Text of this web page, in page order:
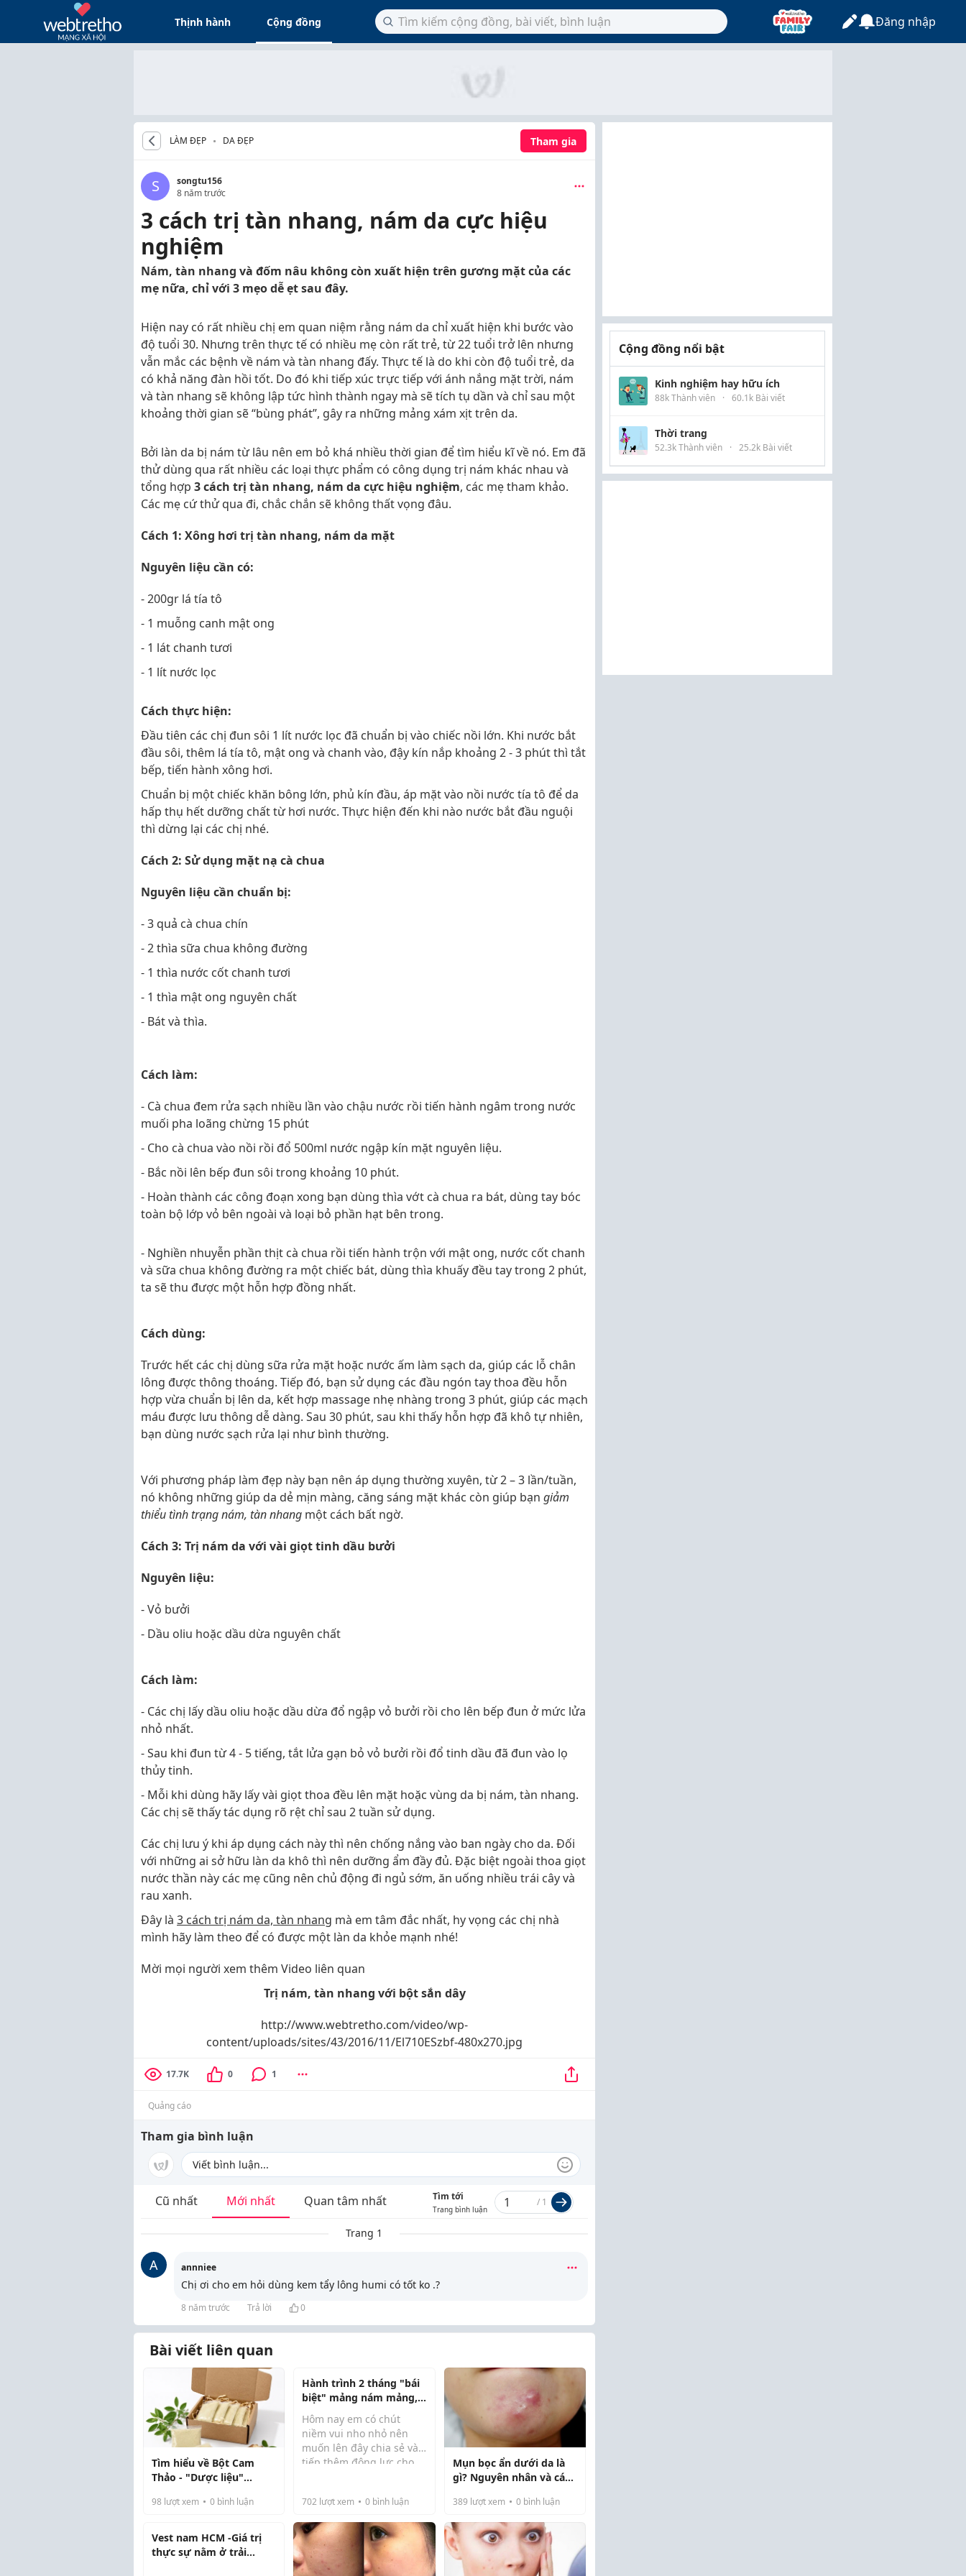
Thịnh hành Cộng đồng Đăng nhập
LÀM ĐẸP DA ĐẸP Tham gia
S
songtu156
8 năm trước
3 cách trị tàn nhang, nám da cực hiệu
nghiệm
Nám, tàn nhang và đốm nâu không còn xuất hiện trên gương mặt của các
mẹ nữa, chỉ với 3 mẹo dễ ẹt sau đây.
Hiện nay có rất nhiều chị em quan niệm rằng nám da chỉ xuất hiện khi bước vào
độ tuổi 30. Nhưng trên thực tế có nhiều mẹ còn rất trẻ, từ 22 tuổi trở lên nhưng
vẫn mắc các bệnh về nám và tàn nhang đấy. Thực tế là do khi còn độ tuổi trẻ, da
có khả năng đàn hồi tốt. Do đó khi tiếp xúc trực tiếp với ánh nắng mặt trời, nám
và tàn nhang sẽ không lập tức hình thành ngay mà sẽ tích tụ dần và chỉ sau một
khoảng thời gian sẽ “bùng phát”, gây ra những mảng xám xịt trên da.
Bởi làn da bị nám từ lâu nên em bỏ khá nhiều thời gian để tìm hiểu kĩ về nó. Em đã
thử dùng qua rất nhiều các loại thực phẩm có công dụng trị nám khác nhau và
tổng hợp 3 cách trị tàn nhang, nám da cực hiệu nghiệm, các mẹ tham khảo.
Các mẹ cứ thử qua đi, chắc chắn sẽ không thất vọng đâu.
Cách 1: Xông hơi trị tàn nhang, nám da mặt
Nguyên liệu cần có:
- 200gr lá tía tô
- 1 muỗng canh mật ong
- 1 lát chanh tươi
- 1 lít nước lọc
Cách thực hiện:
Đầu tiên các chị đun sôi 1 lít nước lọc đã chuẩn bị vào chiếc nồi lớn. Khi nước bắt
đầu sôi, thêm lá tía tô, mật ong và chanh vào, đậy kín nắp khoảng 2 - 3 phút thì tắt
bếp, tiến hành xông hơi.
Chuẩn bị một chiếc khăn bông lớn, phủ kín đầu, áp mặt vào nồi nước tía tô để da
hấp thụ hết dưỡng chất từ hơi nước. Thực hiện đến khi nào nước bắt đầu nguội
thì dừng lại các chị nhé.
Cách 2: Sử dụng mặt nạ cà chua
Nguyên liệu cần chuẩn bị:
- 3 quả cà chua chín
- 2 thìa sữa chua không đường
- 1 thìa nước cốt chanh tươi
- 1 thìa mật ong nguyên chất
- Bát và thìa.
Cách làm:
- Cà chua đem rửa sạch nhiều lần vào chậu nước rồi tiến hành ngâm trong nước
muối pha loãng chừng 15 phút
- Cho cà chua vào nồi rồi đổ 500ml nước ngập kín mặt nguyên liệu.
- Bắc nồi lên bếp đun sôi trong khoảng 10 phút.
- Hoàn thành các công đoạn xong bạn dùng thìa vớt cà chua ra bát, dùng tay bóc
toàn bộ lớp vỏ bên ngoài và loại bỏ phần hạt bên trong.
- Nghiền nhuyễn phần thịt cà chua rồi tiến hành trộn với mật ong, nước cốt chanh
và sữa chua không đường ra một chiếc bát, dùng thìa khuấy đều tay trong 2 phút,
ta sẽ thu được một hỗn hợp đồng nhất.
Cách dùng:
Trước hết các chị dùng sữa rửa mặt hoặc nước ấm làm sạch da, giúp các lỗ chân
lông được thông thoáng. Tiếp đó, bạn sử dụng các đầu ngón tay thoa đều hỗn
hợp vừa chuẩn bị lên da, kết hợp massage nhẹ nhàng trong 3 phút, giúp các mạch
máu được lưu thông dễ dàng. Sau 30 phút, sau khi thấy hỗn hợp đã khô tự nhiên,
bạn dùng nước sạch rửa lại như bình thường.
Với phương pháp làm đẹp này bạn nên áp dụng thường xuyên, từ 2 – 3 lần/tuần,
nó không những giúp da dẻ mịn màng, căng sáng mặt khác còn giúp bạn giảm
thiểu tình trạng nám, tàn nhang một cách bất ngờ.
Cách 3: Trị nám da với vài giọt tinh dầu bưởi
Nguyên liệu:
- Vỏ bưởi
- Dầu oliu hoặc dầu dừa nguyên chất
Cách làm:
- Các chị lấy dầu oliu hoặc dầu dừa đổ ngập vỏ bưởi rồi cho lên bếp đun ở mức lửa
nhỏ nhất.
- Sau khi đun từ 4 - 5 tiếng, tắt lửa gạn bỏ vỏ bưởi rồi đổ tinh dầu đã đun vào lọ
thủy tinh.
- Mỗi khi dùng hãy lấy vài giọt thoa đều lên mặt hoặc vùng da bị nám, tàn nhang.
Các chị sẽ thấy tác dụng rõ rệt chỉ sau 2 tuần sử dụng.
Các chị lưu ý khi áp dụng cách này thì nên chống nắng vào ban ngày cho da. Đối
với những ai sở hữu làn da khô thì nên dưỡng ẩm đầy đủ. Đặc biệt ngoài thoa giọt
nước thần này các mẹ cũng nên chủ động đi ngủ sớm, ăn uống nhiều trái cây và
rau xanh.
Đây là 3 cách trị nám da, tàn nhang mà em tâm đắc nhất, hy vọng các chị nhà
mình hãy làm theo để có được một làn da khỏe mạnh nhé!
Mời mọi người xem thêm Video liên quan
Trị nám, tàn nhang với bột sắn dây
http://www.webtretho.com/video/wp-
content/uploads/sites/43/2016/11/El710ESzbf-480x270.jpg
17.7K 0 1
Quảng cáo
Tham gia bình luận
Cũ nhất Mới nhất Quan tâm nhất Tìm tới
Trang bình luận
/ 1
Trang 1
A annniee
Chị ơi cho em hỏi dùng kem tẩy lông humi có tốt ko .?
8 năm trước Trả lời 0
Bài viết liên quan
Tìm hiểu về Bột Cam
Thảo - "Dược liệu"
nhang
98 lượt xem 0 bình luận
Hành trình 2 tháng "bái
biệt" mảng nám mảng,
tàn nhang bám dai dẳng
Hôm nay em có chút
niềm vui nho nhỏ nên
muốn lên đây chia sẻ và
tiếp thêm động lực cho
em hồi trước.
vớ...
702 lượt xem 0 bình luận
Mụn bọc ẩn dưới da là
gì? Nguyên nhân và cách
389 lượt xem 0bình luận
Vest nam HCM -Giá trị
thực sự nằm ở trải
Cộng đồng nổi bật
Kinh nghiệm hay hữu ích
88k Thành viên · 60.1k Bài viết
Thời trang
52.3k Thành viên · 25.2k Bài viết